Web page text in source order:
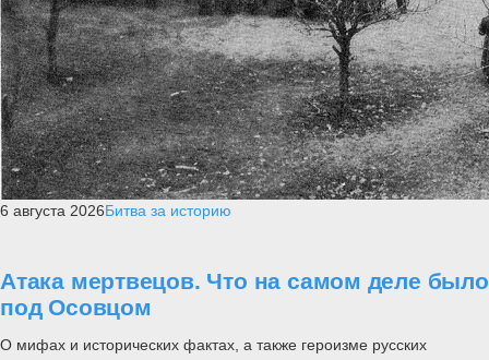
6 августа 2026Битва за историю
Атака мертвецов. Что на самом деле было
под Осовцом
О мифах и исторических фактах, а также героизме русских